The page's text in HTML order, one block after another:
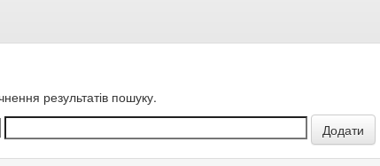
результатів пошуку.